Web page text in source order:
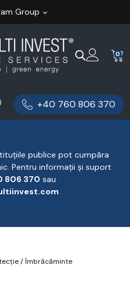
Group
0
+40 760 806 370
publice pot cumpăra
Pentru informații și suport
806 370 ‬ sau
/Îmbrăcăminte